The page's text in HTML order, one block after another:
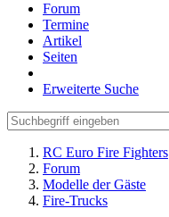
Forum
Termine
Artikel
Seiten
Erweiterte Suche
RC Euro Fire Fighters
Forum
Modelle der Gäste
Fire-Trucks